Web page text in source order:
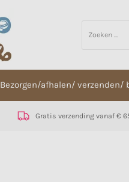
Bezorgen/afhalen/ verzenden/
Gratis verzending vanaf €